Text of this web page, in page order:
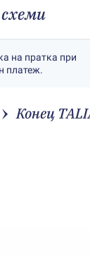
на пратка при
платеж.
Конец